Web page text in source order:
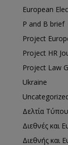
European
P and B brief
Project
Project HR
Project Law
Ukraine
Δελτία Τύπου
Διεθνές και
Διεθνής και